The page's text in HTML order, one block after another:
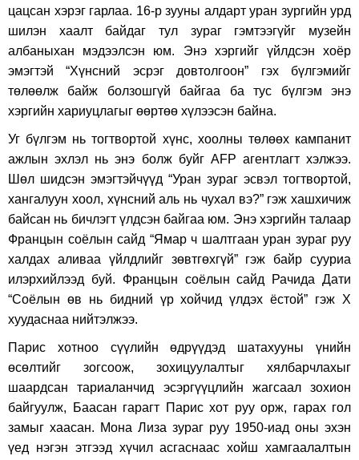
цацсан хэрэг гарлаа. 16-р зууны алдарт уран зургийн урд
шилэн хаалт байдаг тул зураг гэмтээгүйг музейн
албаныхан мэдээлсэн юм. Энэ хэргийг үйлдсэн хоёр
эмэгтэй “Хүнсний эсрэг довтолгоон” гэх бүлгэмийг
төлөөлж байж болзошгүй байгаа ба тус бүлгэм энэ
хэргийн хариуцлагыг өөртөө хүлээсэн байна.
Уг бүлгэм нь тогтвортой хүнс, хоолны төлөөх кампанит
ажлын эхлэл нь энэ болж буйг AFP агентлагт хэлжээ.
Шөл шидсэн эмэгтэйчүүд “Уран зураг эсвэл тогтвортой,
хангалуун хоол, хүнсний аль нь чухал вэ?” гэж хашхичиж
байсан нь бичлэгт үлдсэн байгаа юм. Энэ хэргийн талаар
Францын соёлын сайд “Ямар ч шалтгаан уран зураг руу
халдах аливаа үйлдлийг зөвтгөхгүй” гэж байр сууриа
илэрхийлээд буй. Францын соёлын сайд Рачида Дати
“Соёлын өв нь бидний үр хойчид үлдэх ёстой” гэж X
хуудаснаа нийтэлжээ.
Парис хотноо сүүлийн өдрүүдэд шатахууны үнийн
өсөлтийг зогсоож, зохицуулалтыг хялбарчлахыг
шаардсан тариаланчид эсэргүүцлийн жагсаал зохион
байгуулж, Баасан гарагт Парис хот руу орж, гарах гол
замыг хаасан. Мона Лиза зураг руу 1950-иад оны эхэн
үед нэгэн этгээд хүчил асгаснаас хойш хамгаалалтын